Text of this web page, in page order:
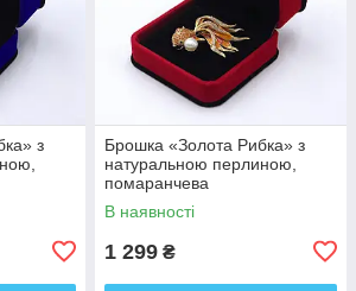
з
Брошка «Золота Рибка» з
натуральною перлиною,
помаранчева
В наявності
1 299 ₴